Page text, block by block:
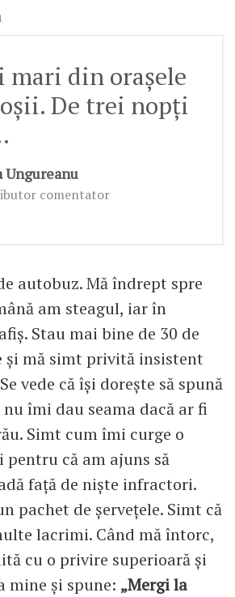
mari din orașele
De trei nopți
Ungureanu
comentator
autobuz. Mă îndrept spre
am steagul, iar în
Stau mai bine de 30 de
mă simt privită insistent
vede că își dorește să spună
îmi dau seama dacă ar fi
Simt cum îmi curge o
pentru că am ajuns să
față de niște infractori.
pachet de șervețele. Simt că
lacrimi. Când mă întorc,
cu o privire superioară și
mine și spune: „Mergi la